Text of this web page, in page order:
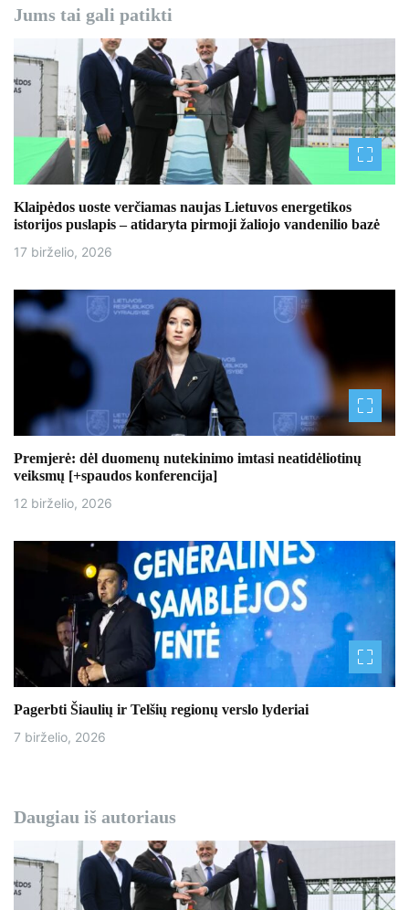
a
c
i
t
a
r
p
į
š
ų
Jums tai gali patikti
Klaipėdos uoste verčiamas naujas Lietuvos energetikos
istorijos puslapis – atidaryta pirmoji žaliojo vandenilio bazė
17 birželio, 2026
Premjerė: dėl duomenų nutekinimo imtasi neatidėliotinų
veiksmų [+spaudos konferencija]
12 birželio, 2026
Pagerbti Šiaulių ir Telšių regionų verslo lyderiai
7 birželio, 2026
Daugiau iš autoriaus